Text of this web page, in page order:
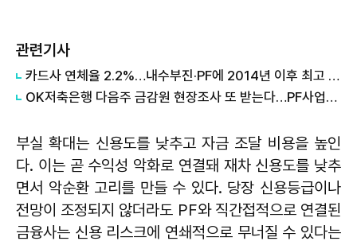
관련기사
카드사 연체율 2.2%…내수부진·PF에 2014년 이후 최고 흐름
OK저축은행 다음주 금감원 현장조사 또 받는다…PF사업장 정리·연체율 재점검
부실 확대는 신용도를 낮추고 자금 조달 비용을 높인
다. 이는 곧 수익성 악화로 연결돼 재차 신용도를 낮추
면서 악순환 고리를 만들 수 있다. 당장 신용등급이나
전망이 조정되지 않더라도 PF와 직간접적으로 연결된
금융사는 신용 리스크에 연쇄적으로 무너질 수 있다는